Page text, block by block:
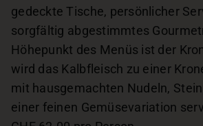
gedeckte Tische, persönlicher
sorgfältig abgestimmtes
Höhepunkt des Menüs ist der
wird das Kalbfleisch zu einer
mit hausgemachten Nudeln,
einer feinen Gemüsevariation